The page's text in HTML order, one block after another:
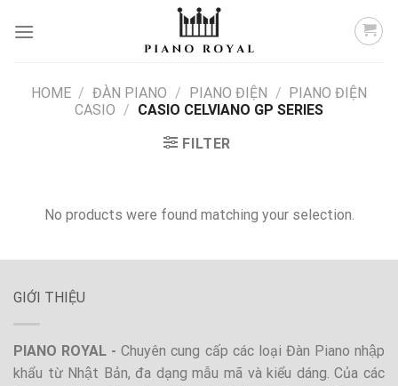
HOME / ĐÀN PIANO / PIANO ĐIỆN / PIANO ĐIỆN
CASIO / CASIO CELVIANO GP SERIES
FILTER
No products were found matching your selection.
GIỚI THIỆU
PIANO ROYAL -Chuyên cung cấp các loại Đàn Piano nhập
khẩu từ Nhật Bản, đa dạng mẫu mã và kiểu dáng. Của các